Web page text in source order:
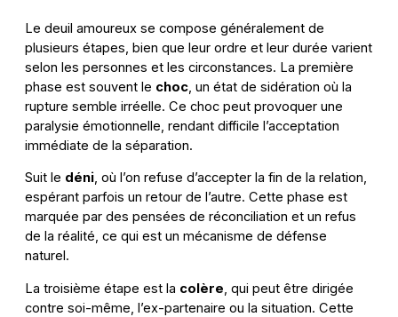
Le deuil amoureux se compose généralement de
plusieurs étapes, bien que leur ordre et leur durée varient
selon les personnes et les circonstances. La première
phase est souvent le choc , un état de sidération où la
rupture semble irréelle. Ce choc peut provoquer une
paralysie émotionnelle, rendant difficile l’acceptation
immédiate de la séparation.
Suit le déni, où l’on refuse d’accepter la fin de la relation,
espérant parfois un retour de l’autre. Cette phase est
marquée par des pensées de réconciliation et un refus
de la réalité, ce qui est un mécanisme de défense
naturel.
La troisième étape est la colère, qui peut être dirigée
contre soi-même, l’ex-partenaire ou la situation. Cette